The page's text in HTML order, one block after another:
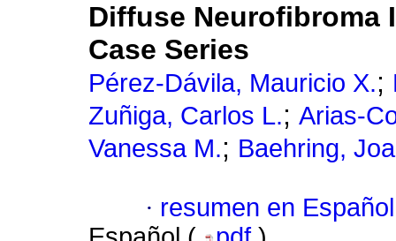
Diffuse Neurofibroma
Case Series
Pérez-Dávila, Mauricio X.;
Zuñiga, Carlos L.; Arias-
Vanessa M.; Baehring,
· resumen en Español